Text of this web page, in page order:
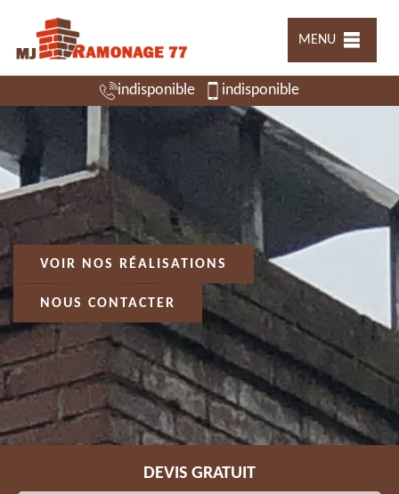
MENU
indisponible indisponible
VOIR NOS RÉALISATIONS
NOUS CONTACTER
DEVIS GRATUIT